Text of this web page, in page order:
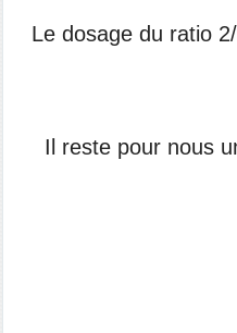
Le dosage du ratio
Il reste pour nous